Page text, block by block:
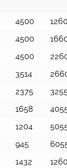
4500
4500
4500
3514
2375
1658
1204
945
1432